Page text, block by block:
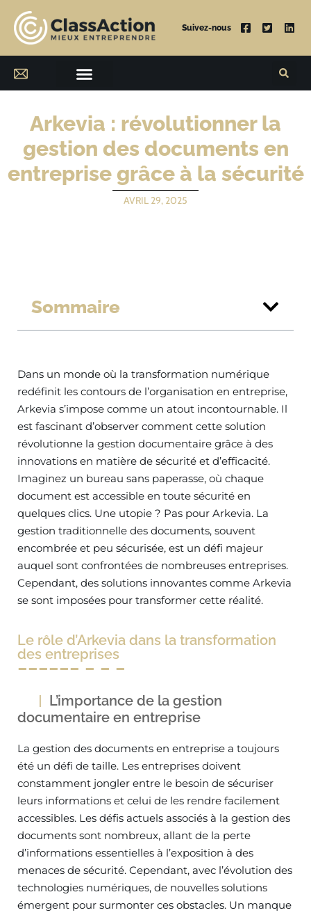
Suivez-nous
Arkevia : révolutionner la
gestion des documents en
entreprise grâce à la sécurité
AVRIL 29, 2025
Sommaire
Dans un monde où la transformation numérique
redéfinit les contours de l’organisation en entreprise,
Arkevia s’impose comme un atout incontournable. Il
est fascinant d’observer comment cette solution
révolutionne la gestion documentaire grâce à des
innovations en matière de sécurité et d’efficacité.
Imaginez un bureau sans paperasse, où chaque
document est accessible en toute sécurité en
quelques clics. Une utopie ? Pas pour Arkevia. La
gestion traditionnelle des documents, souvent
encombrée et peu sécurisée, est un défi majeur
auquel sont confrontées de nombreuses entreprises.
Cependant, des solutions innovantes comme Arkevia
se sont imposées pour transformer cette réalité.
Le rôle d’Arkevia dans la transformation
des entreprises
L’importance de la gestion
documentaire en entreprise
La gestion des documents en entreprise a toujours
été un défi de taille. Les entreprises doivent
constamment jongler entre le besoin de sécuriser
leurs informations et celui de les rendre facilement
accessibles. Les défis actuels associés à la gestion des
documents sont nombreux, allant de la perte
d’informations essentielles à l’exposition à des
menaces de sécurité. Cependant, avec l’évolution des
technologies numériques, de nouvelles solutions
émergent pour surmonter ces obstacles. Un manque